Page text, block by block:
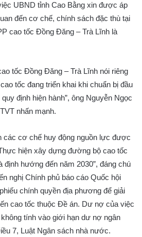
UBND tỉnh Cao Bằng xin được áp
đến cơ chế, chính sách đặc thù tại
cao tốc Đồng Đăng – Trà Lĩnh là
tốc Đồng Đăng – Trà Lĩnh nói riêng
tốc đang triển khai khi chuẩn bị đầu
định hiện hành”, ông Nguyễn Ngọc
nhấn mạnh.
các cơ chế huy động nguồn lực được
hiện xây dựng đường bộ cao tốc
định hướng đến năm 2030”, đáng chú
nghị Chính phủ báo cáo Quốc hội
chính quyền địa phương để giải
cao tốc thuộc Đề án. Dư nợ của việc
tính vào giới hạn dư nợ ngân
7, Luật Ngân sách nhà nước.